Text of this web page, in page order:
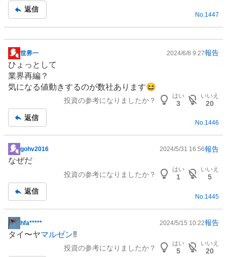
事
返信
No. 1447
掲
示
板
記
世界一 2024/6/8 9:27報告
ひょっとして
業界再編？
気になる値動きするのが数社あります😆
投資の参考になりましたか？
はい
3
いいえ
20
返信
No.1446
掲
示
事
gohv2016 2024/5/31 16:56報告
なぜだ
投資の参考になりましたか？
はい
1
いいえ
5
返信
No. 1445
掲
示
hfa***** 2024/5/15 10:22報告
タイ〜ヤマルゼン‼️
投資の参考になりましたか？
はい
5
いいえ
20